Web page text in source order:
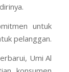
untuk
pelanggan.
Umi Al